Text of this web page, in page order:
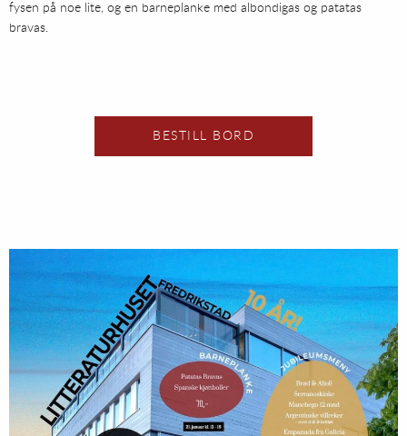
fysen på noe lite, og en barneplanke med albondigas og patatas
bravas.
BESTILL BORD